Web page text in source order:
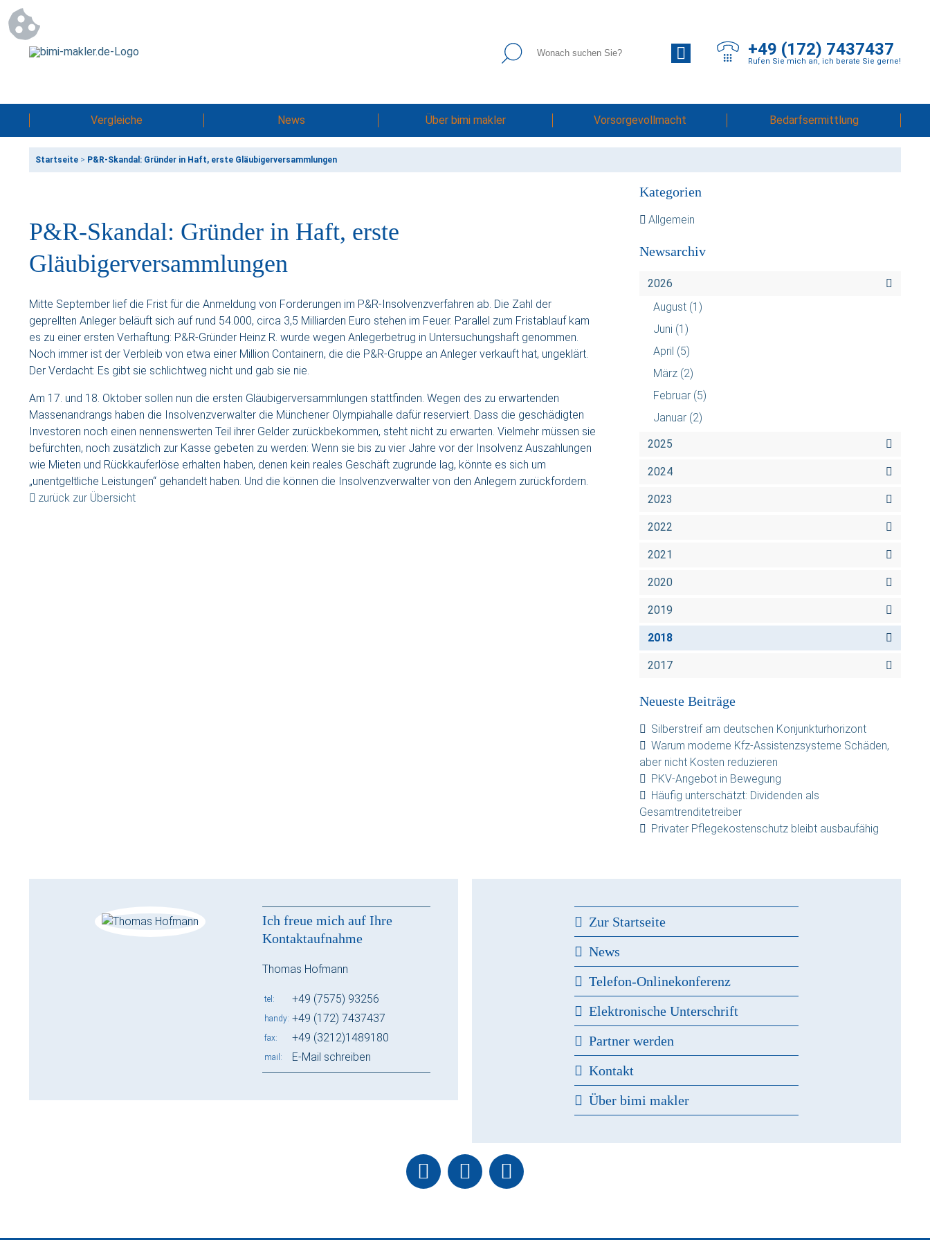
+49 (172) 7437437
Rufen Sie mich an, ich berate Sie gerne!
Vergleiche News Über bimi makler Vorsorgevollmacht Bedarfsermittlung
Startseite > P&R-Skandal: Gründer in Haft, erste Gläubigerversammlungen
P&R-Skandal: Gründer in Haft, erste
Gläubigerversammlungen
Mitte September lief die Frist für die Anmeldung von Forderungen im P&R-Insolvenzverfahren ab. Die Zahl der
geprellten Anleger beläuft sich auf rund 54.000, circa 3,5 Milliarden Euro stehen im Feuer. Parallel zum Fristablauf kam
es zu einer ersten Verhaftung: P&R-Gründer Heinz R. wurde wegen Anlegerbetrug in Untersuchungshaft genommen.
Noch immer ist der Verbleib von etwa einer Million Containern, die die P&R-Gruppe an Anleger verkauft hat, ungeklärt.
Der Verdacht: Es gibt sie schlichtweg nicht und gab sie nie.
Am 17. und 18. Oktober sollen nun die ersten Gläubigerversammlungen stattfinden. Wegen des zu erwartenden
Massenandrangs haben die Insolvenzverwalter die Münchener Olympiahalle dafür reserviert. Dass die geschädigten
Investoren noch einen nennenswerten Teil ihrer Gelder zurückbekommen, steht nicht zu erwarten. Vielmehr müssen sie
befürchten, noch zusätzlich zur Kasse gebeten zu werden: Wenn sie bis zu vier Jahre vor der Insolvenz Auszahlungen
wie Mieten und Rückkauferlöse erhalten haben, denen kein reales Geschäft zugrunde lag, könnte es sich um
„unentgeltliche Leistungen“ gehandelt haben. Und die können die Insolvenzverwalter von den Anlegern zurückfordern.
zurück zur Übersicht
Kategorien
Allgemein
Newsarchiv
2026
August (1)
Juni (1)
April (5)
März (2)
Februar (5)
Januar (2)
2025
2024
2023
2022
2021
2020
2019
2018
2017
Neueste Beiträge
Silberstreif am deutschen Konjunkturhorizont
Warum moderne Kfz-Assistenzsysteme Schäden,
aber nicht Kosten reduzieren
PKV-Angebot in Bewegung
Häufig unterschätzt: Dividenden als
Gesamtrenditetreiber
Privater Pflegekostenschutz bleibt ausbaufähig
Ich freue mich auf Ihre
Kontaktaufnahme
Thomas Hofmann
tel +49 (7575) 93256
handy +49 (172) 7437437
fax +49 (3212)1489180
mail E-Mail schreiben
Zur Startseite
News
Telefon-Onlinekonferenz
Elektronische Unterschrift
Partner werden
Kontakt
Über bimi makler